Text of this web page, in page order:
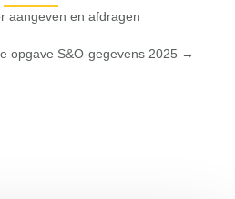
aangeven en afdragen
opgave S&O-gegevens 2025 →